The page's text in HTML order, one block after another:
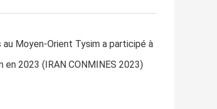
Moyen-Orient Tysim a participé à
2023 (IRAN CONMINES 2023)